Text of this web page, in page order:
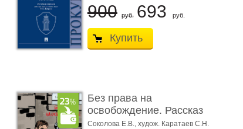
900 руб. 693 руб.
Купить
Без права на
освобождение. Рассказ
Соколова Е.В., худож. Каратаев С.Н.